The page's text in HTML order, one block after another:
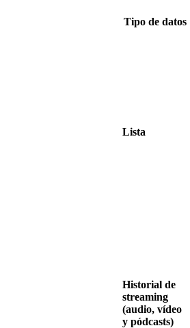
Tipo de datos
Lista
Historial de
streaming
(audio, vídeo
y pódcasts)